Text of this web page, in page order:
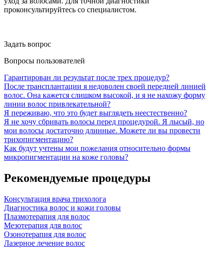
проконсультируйтесь со специалистом.
Задать вопрос
Вопросы пользователей
Гарантирован ли результат после трех процедур?
После трансплантации я недоволен своей передней линией
волос. Она кажется слишком высокой, и я не нахожу форму
линии волос привлекательной?
Я переживаю, что это будет выглядеть неестественно?
Я не хочу сбривать волосы перед процедурой. Я лысый, но
мои волосы достаточно длинные. Можете ли вы провести
трихопигментацию?
Как будут учтены мои пожелания относительно формы
микропигментации на коже головы?
Рекомендуемые процедуры
Консультация врача трихолога
Диагностика волос и кожи головы
Плазмотерапия для волос
Мезотерапия для волос
Озонотерапия для волос
Лазерное лечение волос